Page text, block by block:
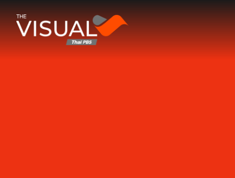
ข้ามไปยังเนื้อหา